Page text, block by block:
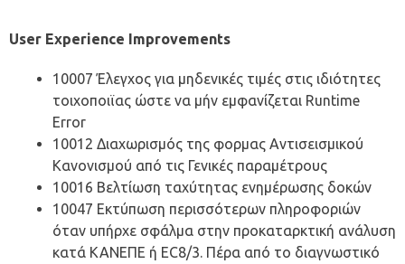
User Experience Improvements
10007 Έλεγχος για μηδενικές τιμές στις ιδιότητες
τοιχοποιϊας ώστε να μήν εμφανίζεται Runtime
Error
10012 Διαχωρισμός της φορμας Αντισεισμικού
Κανονισμού από τις Γενικές παραμέτρους
10016 Βελτίωση ταχύτητας ενημέρωσης δοκών
10047 Εκτύπωση περισσότερων πληροφοριών
όταν υπήρχε σφάλμα στην προκαταρκτική ανάλυση
κατά ΚΑΝΕΠΕ ή EC8/3. Πέρα από το διαγνωστικό